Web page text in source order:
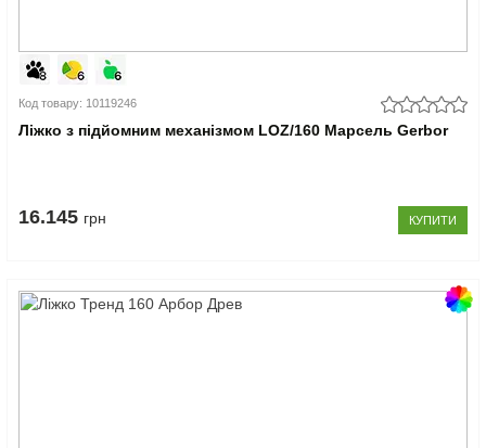
Код товару: 10119246
Ліжко з підйомним механізмом LOZ/160 Марсель Gerbor
16.145 грн КУПИТИ